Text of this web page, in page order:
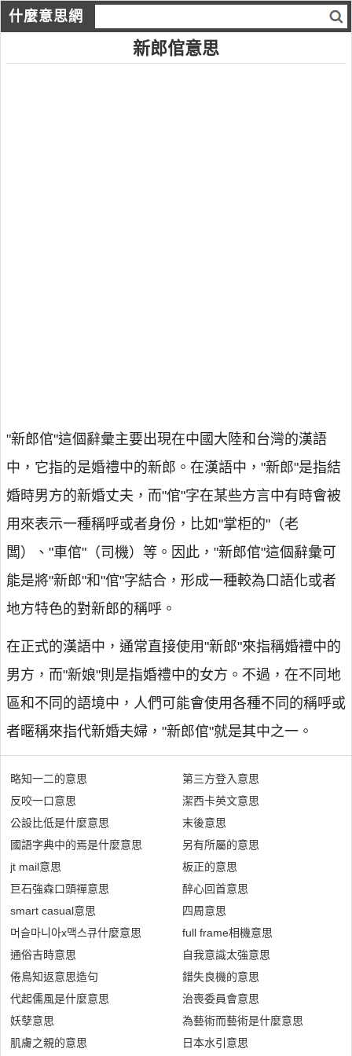
什麼意思網
新郎倌意思
"新郎倌"這個辭彙主要出現在中國大陸和台灣的漢語
中，它指的是婚禮中的新郎。在漢語中，"新郎"是指結
婚時男方的新婚丈夫，而"倌"字在某些方言中有時會被
用來表示一種稱呼或者身份，比如"掌柜的"（老
闆）、"車倌"（司機）等。因此，"新郎倌"這個辭彙可
能是將"新郎"和"倌"字結合，形成一種較為口語化或者
地方特色的對新郎的稱呼。
在正式的漢語中，通常直接使用"新郎"來指稱婚禮中的
男方，而"新娘"則是指婚禮中的女方。不過，在不同地
區和不同的語境中，人們可能會使用各種不同的稱呼或
者暱稱來指代新婚夫婦，"新郎倌"就是其中之一。
略知一二的意思
反咬一口意思
公設比低是什麼意思
國語字典中的焉是什麼意思
jt mail意思
巨石強森口頭禪意思
smart casual意思
머슬마니아x맥스큐什麼意思
通俗吉時意思
倦鳥知返意思造句
代起儒風是什麼意思
妖孽意思
肌膚之親的意思
第三方登入意思
潔西卡英文意思
末後意思
另有所屬的意思
板正的意思
醉心回首意思
四周意思
full frame相機意思
自我意識太強意思
錯失良機的意思
治喪委員會意思
為藝術而藝術是什麼意思
日本水引意思